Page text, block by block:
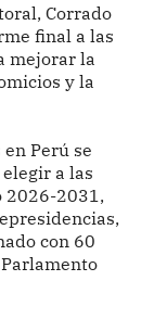
Corrado
final a las
mejorar la
y la
Perú se
a las
2026-2031,
con 60